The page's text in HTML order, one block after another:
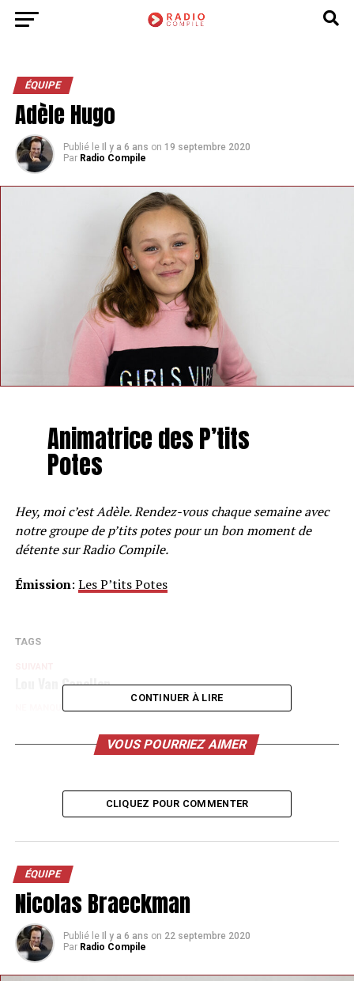
ÉQUIPE
Adèle Hugo
Publié le Il y a 6 ans on 19 septembre 2020
Par Radio Compile
Animatrice des P’tits
Potes
Hey, moi c’est Adèle. Rendez-vous chaque semaine avec
notre groupe de p’tits potes pour un bon moment de
détente sur Radio Compile.
Émission: Les P’tits Potes
TAGS
Lou Van Capellen
NE MANQUEZ PAS
CONTINUER À LIRE
VOUS POURRIEZ AIMER
CLIQUEZ POUR COMMENTER
ÉQUIPE
Nicolas Braeckman
Publié le Il y a 6 ans on 22 septembre 2020
Par Radio Compile